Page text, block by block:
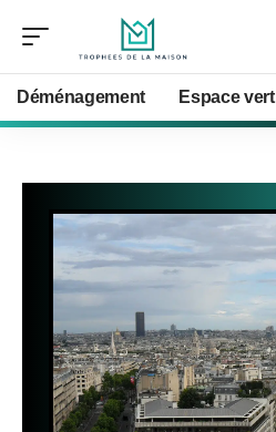
Déménagement Espace vert